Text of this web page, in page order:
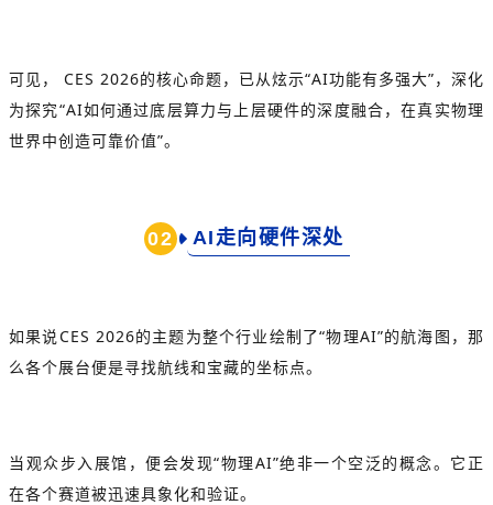
可见， CES 2026的核心命题，已从炫示“AI功能有多强大”，深化
为探究“AI如何通过底层算力与上层硬件的深度融合，在真实物理
世界中创造可靠价值”。
02 AI走向硬件深处
如果说CES 2026的主题为整个行业绘制了“物理AI”的航海图，那
么各个展台便是寻找航线和宝藏的坐标点。
当观众步入展馆，便会发现“物理AI”绝非一个空泛的概念。它正
在各个赛道被迅速具象化和验证。